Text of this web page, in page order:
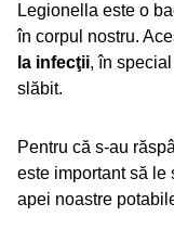
Legionella este o
în corpul nostru.
la infecţii, în
slăbit.
Pentru că s-au
este important să le
apei noastre